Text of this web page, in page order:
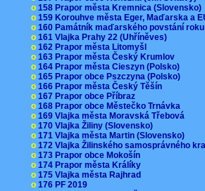
o 158 Prapor města Kremnica (Slovensko)
o 159 Korouhve města Eger, Maďarska a
o 160 Památník maďarského povstání
o 161 Vlajka Prahy 22 (Uhříněves)
o 162 Prapor města Litomyšl
o 163 Prapor města Český Krumlov
o 164 Prapor města Cieszyn (Polsko)
o 165 Prapor obce Pszczyna (Polsko)
o 166 Prapor města Český Těšín
o 167 Prapor obce Příbraz
o 168 Prapor obce Městečko Trnávka
o 169 Vlajka města Moravská Třebová
o 170 Vlajka Žiliny (Slovensko)
o 171 Vlajka města Martin (Slovensko)
o 172 Vlajka Žilinského samosprávného
o 173 Prapor obce Mokošín
o 174 Prapor města Králíky
o 175 Vlajka města Rajhrad
o 176 PF 2019